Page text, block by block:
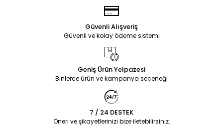
Güvenli Alışveriş
Güvenli ve kolay ödeme sistemi
Geniş Ürün Yelpazesi
Binlerce ürün ve kampanya seçeneği
7 / 24 DESTEK
Öneri ve şikayetlerinizi bize iletebilirsiniz.